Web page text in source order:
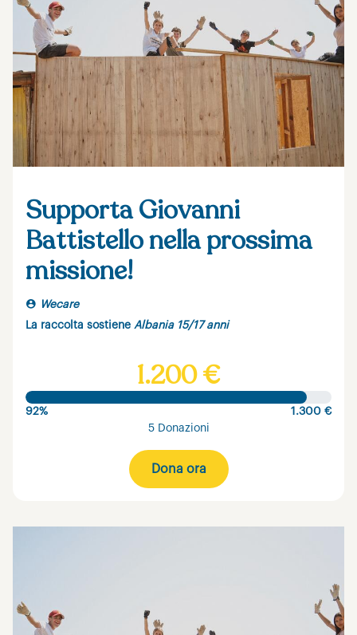
Supporta Giovanni
Battistello nella prossima
missione!
Wecare
La raccolta sostiene Albania 15/17 anni
1.200 €
92%
1.300 €
5 Donazioni
Dona ora